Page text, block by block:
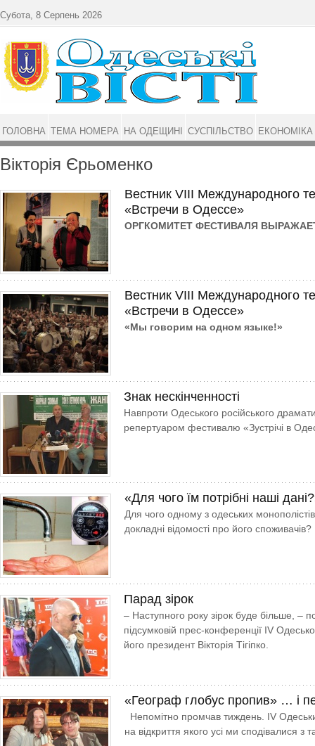
Вікторія Єрьоменко
Вестник VIII Международного
«Встречи в Одессе»
ОРГКОМИТЕТ ФЕСТИВАЛЯ
Вестник VIII Международного
«Встречи в Одессе»
«Мы говорим на одном языке!»
Знак нескінченності
Навпроти Одеського російського
репертуаром фестивалю «Зустрічі в
«Для чого їм потрібні наші
Для чого одному з одеських
докладні відомості про його споживачів?
Парад зірок
– Наступного року зірок буде більше, –
підсумковій прес-конференції IV
його президент Вікторія Тігіпко.
«Географ глобус пропив» … і
Непомітно промчав тиждень. ІV
на відкриття якого усі ми сподівалися
Субота, 8 Серпень 2026
ГОЛОВНА ТЕМА НОМЕРА НА ОДЕЩИНІ СУСПІЛЬСТВО ЕКОНОМІКА